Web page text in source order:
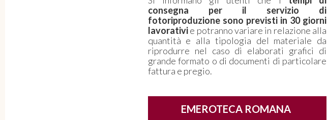
consegna per il servizio di
fotoriproduzione sono previsti in 30 giorni
lavorativie potranno variare in relazione alla
quantità e alla tipologia del materiale da
riprodurre nel caso di elaborati grafici di
grande formato o di documenti di particolare
fattura e pregio.
EMEROTECA ROMANA